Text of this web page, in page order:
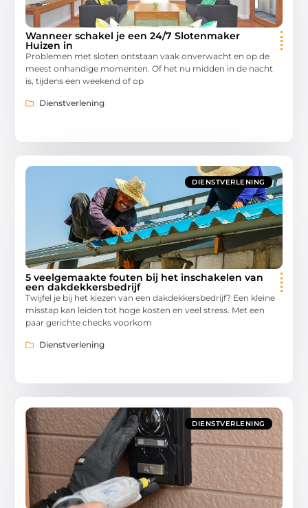
Wanneer schakel je een 24/7 Slotenmaker
Huizen in
Problemen met sloten ontstaan vaak onverwacht en op de
meest onhandige momenten. Of het nu midden in de nacht
is, tijdens een weekend of op
Dienstverlening
DIENSTVERLENING
5 veelgemaakte fouten bij het inschakelen van
een dakdekkersbedrijf
Twijfel je bij het kiezen van een dakdekkersbedrijf? Een kleine
misstap kan leiden tot hoge kosten en veel stress. Met een
paar gerichte checks voorkom
Dienstverlening
DIENSTVERLENING